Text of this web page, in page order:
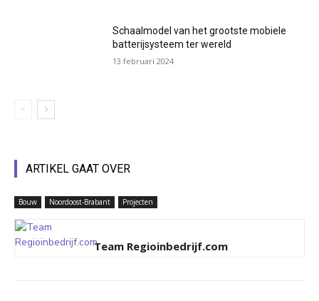
Schaalmodel van het grootste mobiele
batterijsysteem ter wereld
13 februari 2024
ARTIKEL GAAT OVER
Bouw Noordoost-Brabant Projecten
Team Regioinbedrijf.com